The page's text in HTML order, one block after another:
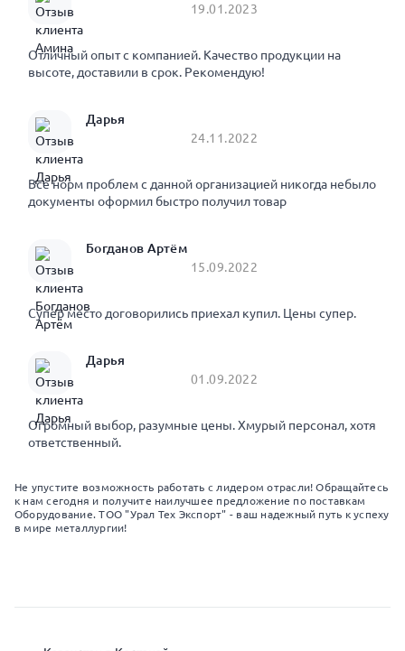
19.01.2023
Отличный опыт с компанией. Качество продукции на
высоте, доставили в срок. Рекомендую!
Дарья
24.11.2022
Все норм проблем с данной организацией никогда небыло
документы оформил быстро получил товар
Богданов Артём
15.09.2022
Супер место договорились приехал купил. Цены супер.
Дарья
01.09.2022
Огромный выбор, разумные цены. Хмурый персонал, хотя
ответственный.
Не упустите возможность работать с лидером отрасли! Обращайтесь
к нам сегодня и получите наилучшее предложение по поставкам
Оборудование. ТОО "Урал Тех Экспорт" - ваш надежный путь к успеху
в мире металлургии!